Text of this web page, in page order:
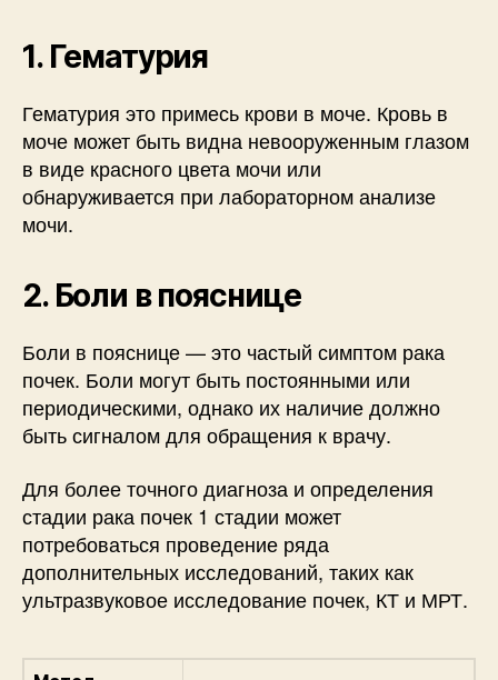
1. Гематурия
Гематурия это примесь крови в моче. Кровь в
моче может быть видна невооруженным глазом
в виде красного цвета мочи или
обнаруживается при лабораторном анализе
мочи.
2. Боли в пояснице
Боли в пояснице — это частый симптом рака
почек. Боли могут быть постоянными или
периодическими, однако их наличие должно
быть сигналом для обращения к врачу.
Для более точного диагноза и определения
стадии рака почек 1 стадии может
потребоваться проведение ряда
дополнительных исследований, таких как
ультразвуковое исследование почек, КТ и МРТ.